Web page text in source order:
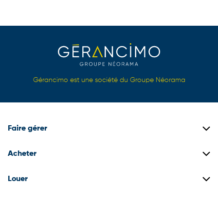
Gérancimo est une société du Groupe Néorama
Faire gérer
Acheter
Louer